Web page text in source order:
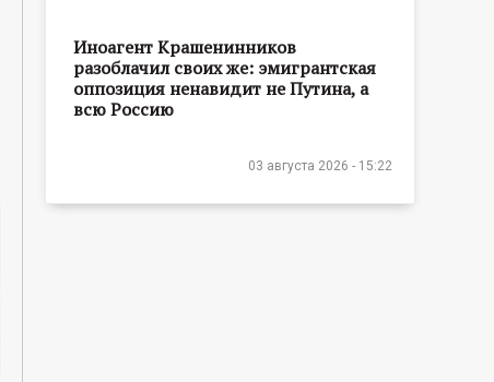
Иноагент Крашенинников
разоблачил своих же: эмигрантская
оппозиция ненавидит не Путина, а
всю Россию
03 августа 2026 - 15:22